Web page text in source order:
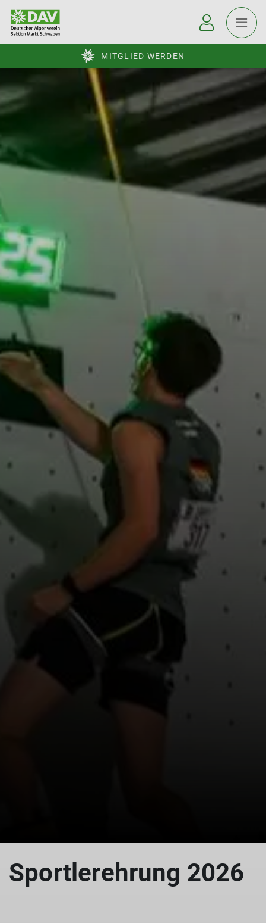
MITGLIED WERDEN
Sportlerehrung 2026